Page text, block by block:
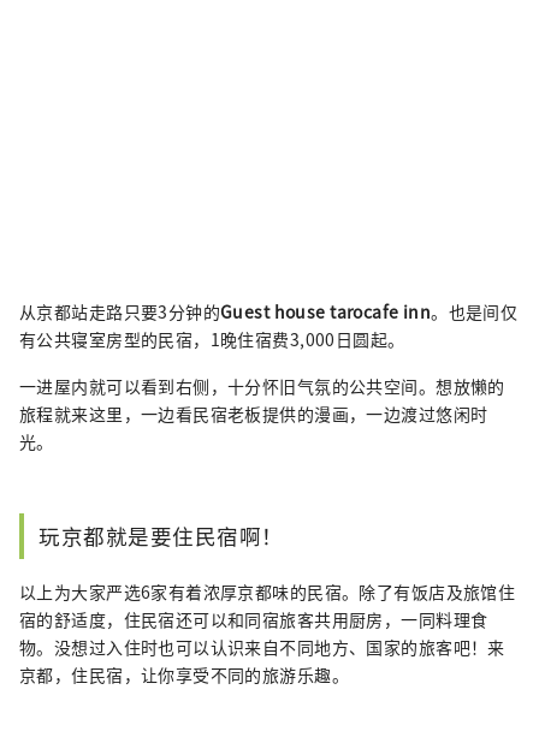
从京都站走路只要3分钟的Guest house tarocafe inn。也是间仅
有公共寝室房型的民宿，1晚住宿费3,000日圆起。
一进屋内就可以看到右侧，十分怀旧气氛的公共空间。想放懒的
旅程就来这里，一边看民宿老板提供的漫画，一边渡过悠闲时
光。
玩京都就是要住民宿啊！
以上为大家严选6家有着浓厚京都味的民宿。除了有饭店及旅馆住
宿的舒适度，住民宿还可以和同宿旅客共用厨房，一同料理食
物。没想过入住时也可以认识来自不同地方、国家的旅客吧！来
京都，住民宿，让你享受不同的旅游乐趣。